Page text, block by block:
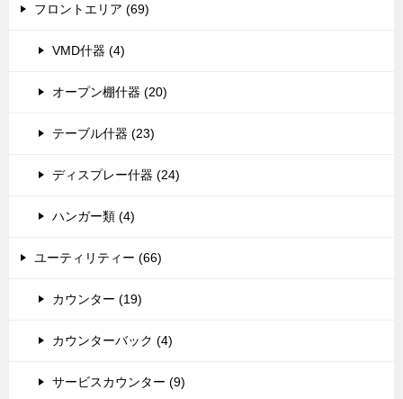
フロントエリア (69)
VMD什器 (4)
オープン棚什器 (20)
テーブル什器 (23)
ディスプレー什器 (24)
ハンガー類 (4)
ユーティリティー (66)
カウンター (19)
カウンターバック (4)
サービスカウンター (9)